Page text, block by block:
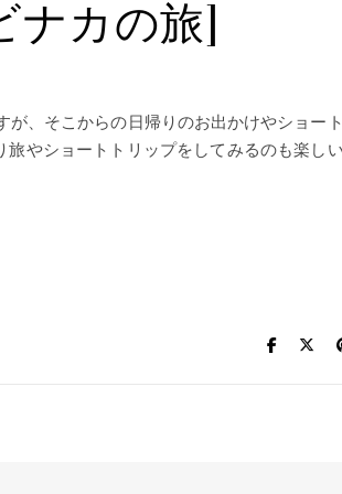
ナカの旅]
、そこからの日帰りのお出かけやショー
やショートトリップをしてみるのも楽し